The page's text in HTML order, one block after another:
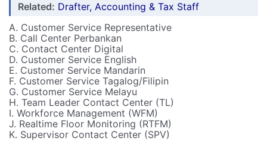
Related: Drafter, ⁠Accounting & Tax Staff
A. Customer Service Representative
B. Call Center Perbankan
C. Contact Center Digital
D. Customer Service English
E. Customer Service Mandarin
F. Customer Service Tagalog/Filipin
G. Customer Service Melayu
H. Team Leader Contact Center (TL)
I. Workforce Management (WFM)
J. Realtime Floor Monitoring (RTFM)
K. Supervisor Contact Center (SPV)